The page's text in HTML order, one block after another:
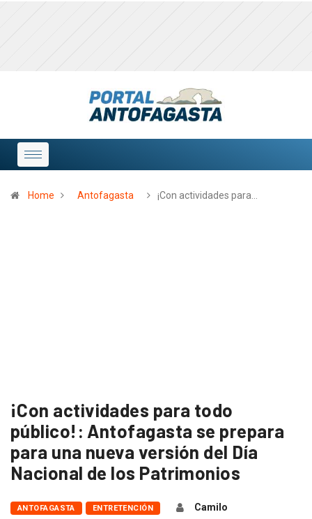
Home Antofagasta ¡Con actividades para…
¡Con actividades para todo
público!: Antofagasta se prepara
para una nueva versión del Día
Nacional de los Patrimonios
ANTOFAGASTA ENTRETENCIÓN
Camilo